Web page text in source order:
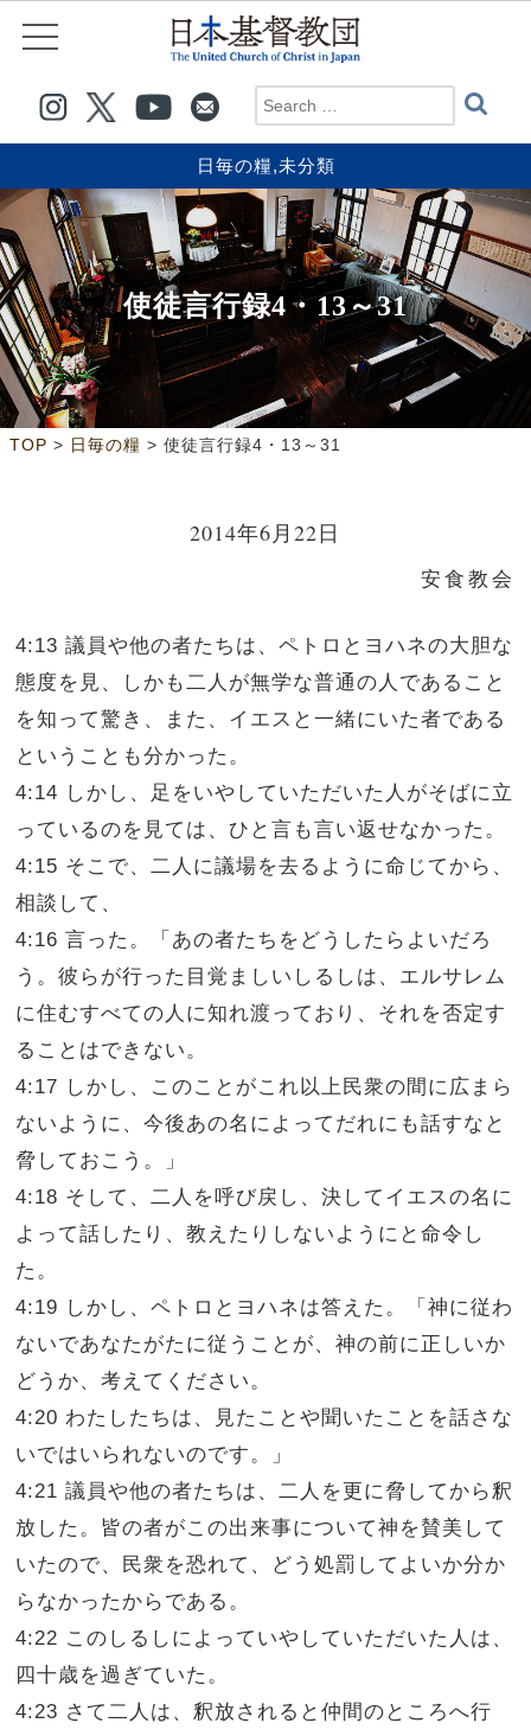
日毎の糧,未分類
使徒言行録4・13～31
TOP > 日毎の糧 > 使徒言行録4・13～31
2014年6月22日
安食教会
4:13 議員や他の者たちは、ペトロとヨハネの大胆な
態度を見、しかも二人が無学な普通の人であること
を知って驚き、また、イエスと一緒にいた者である
ということも分かった。
4:14 しかし、足をいやしていただいた人がそばに立
っているのを見ては、ひと言も言い返せなかった。
4:15 そこで、二人に議場を去るように命じてから、
相談して、
4:16 言った。「あの者たちをどうしたらよいだろ
う。彼らが行った目覚ましいしるしは、エルサレム
に住むすべての人に知れ渡っており、それを否定す
ることはできない。
4:17 しかし、このことがこれ以上民衆の間に広まら
ないように、今後あの名によってだれにも話すなと
脅しておこう。」
4:18 そして、二人を呼び戻し、決してイエスの名に
よって話したり、教えたりしないようにと命令し
た。
4:19 しかし、ペトロとヨハネは答えた。「神に従わ
ないであなたがたに従うことが、神の前に正しいか
どうか、考えてください。
4:20 わたしたちは、見たことや聞いたことを話さな
いではいられないのです。」
4:21 議員や他の者たちは、二人を更に脅してから釈
放した。皆の者がこの出来事について神を賛美して
いたので、民衆を恐れて、どう処罰してよいか分か
らなかったからである。
4:22 このしるしによっていやしていただいた人は、
四十歳を過ぎていた。
4:23 さて二人は、釈放されると仲間のところへ行